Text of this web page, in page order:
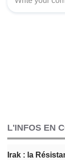
L'INFOS EN
Irak : la